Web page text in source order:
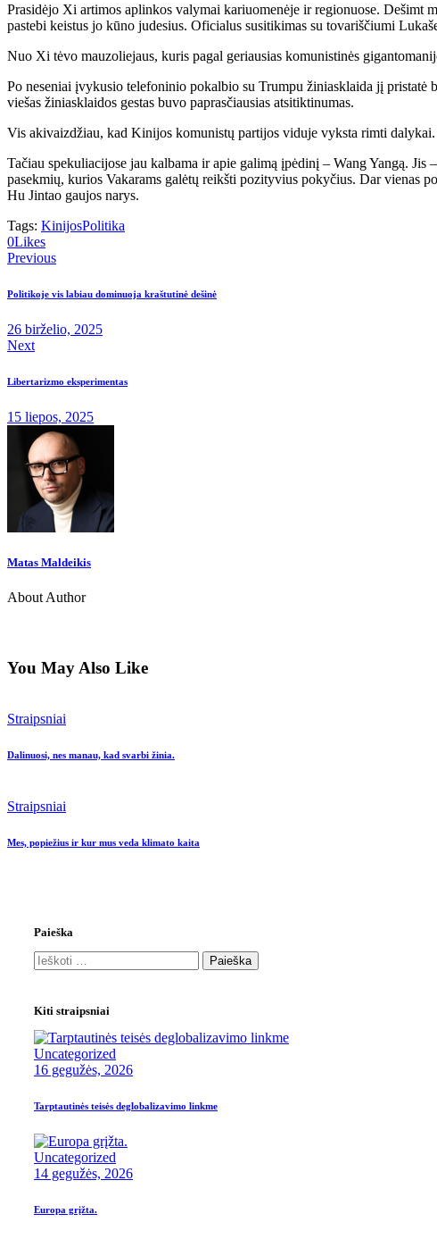
Prasidėjo Xi artimos aplinkos valymai kariuomenėje ir regionuose. Dešimt
pastebi keistus jo kūno judesius. Oficialus susitikimas su tovariščiumi
Nuo Xi tėvo mauzoliejaus, kuris pagal geriausias komunistinės
Po neseniai įvykusio telefoninio pokalbio su Trumpu žiniasklaida jį
viešas žiniasklaidos gestas buvo paprasčiausias atsitiktinumas.
Vis akivaizdžiau, kad Kinijos komunistų partijos viduje vyksta rimti
Tačiau spekuliacijose jau kalbama ir apie galimą įpėdinį – Wang Yangą.
pasekmių, kurios Vakarams galėtų reikšti pozityvius pokyčius. Dar vienas
Hu Jintao gaujos narys.
Tags: KinijosPolitika
0Likes
Previous
Politikoje vis labiau dominuoja kraštutinė dešinė
26 birželio, 2025
Next
Libertarizmo eksperimentas
15 liepos, 2025
Matas Maldeikis
About Author
You May Also Like
Straipsniai
Dalinuosi, nes manau, kad svarbi žinia.
Straipsniai
Mes, popiežius ir kur mus veda klimato kaita
Paieška
Kiti straipsniai
Uncategorized
16 gegužės, 2026
Tarptautinės teisės deglobalizavimo linkme
Uncategorized
14 gegužės, 2026
Europa grįžta.